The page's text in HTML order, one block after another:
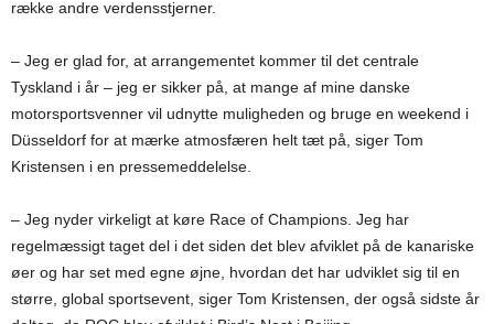
række andre verdensstjerner.
– Jeg er glad for, at arrangementet kommer til det centrale
Tyskland i år – jeg er sikker på, at mange af mine danske
motorsportsvenner vil udnytte muligheden og bruge en weekend i
Düsseldorf for at mærke atmosfæren helt tæt på, siger Tom
Kristensen i en pressemeddelelse.
– Jeg nyder virkeligt at køre Race of Champions. Jeg har
regelmæssigt taget del i det siden det blev afviklet på de kanariske
øer og har set med egne øjne, hvordan det har udviklet sig til en
større, global sportsevent, siger Tom Kristensen, der også sidste år